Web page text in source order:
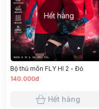
Hết hàng
Bộ thủ môn FLY HI 2 - Đỏ
140.000đ
Hết hàng